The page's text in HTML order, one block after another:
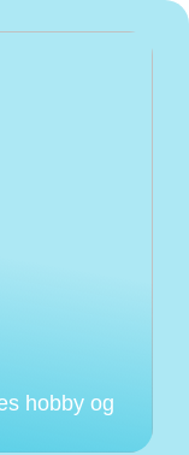
hobby og